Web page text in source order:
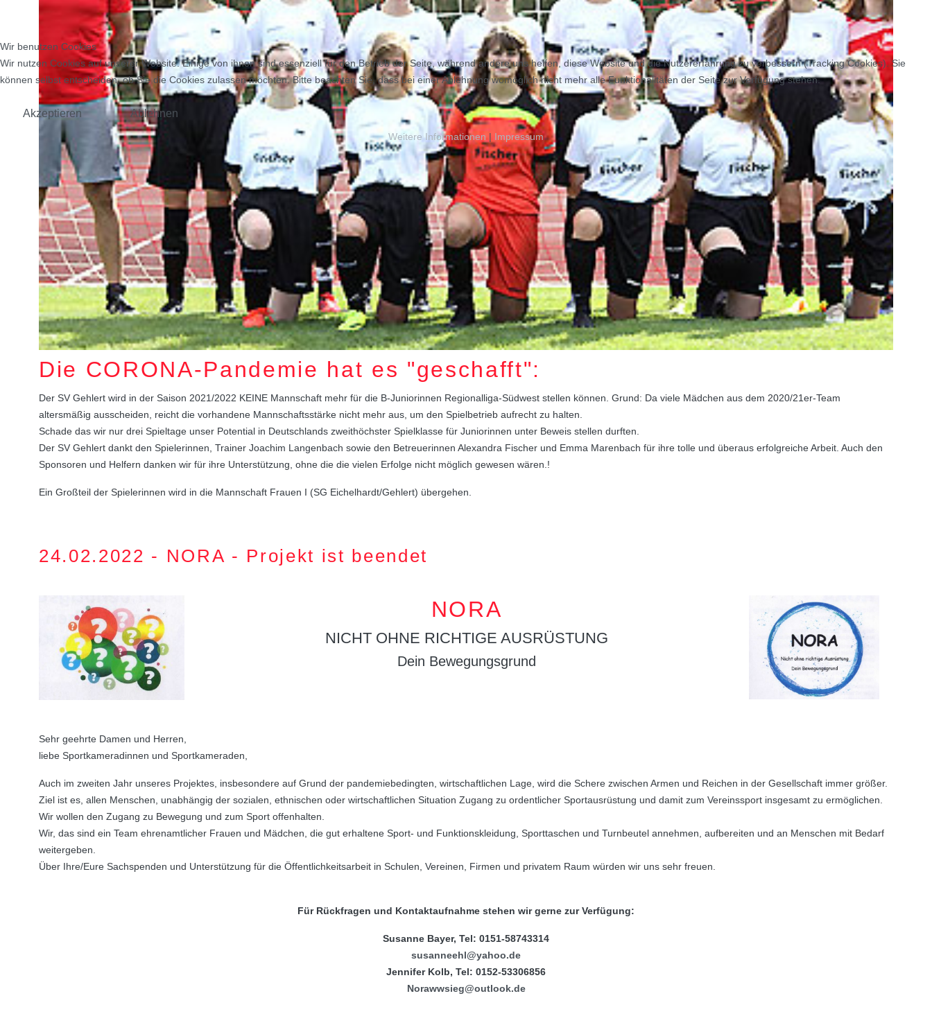
Die CORONA-Pandemie hat es "geschafft":
Der SV Gehlert wird in der Saison 2021/2022 KEINE Mannschaft mehr für die B-Juniorinnen Regionalliga-Südwest stellen können. Grund: Da viele Mädchen aus dem 2020/21er-Team
altersmäßig ausscheiden, reicht die vorhandene Mannschaftsstärke nicht mehr aus, um den Spielbetrieb aufrecht zu halten.
Schade das wir nur drei Spieltage unser Potential in Deutschlands zweithöchster Spielklasse für Juniorinnen unter Beweis stellen durften.
Der SV Gehlert dankt den Spielerinnen, Trainer Joachim Langenbach sowie den Betreuerinnen Alexandra Fischer und Emma Marenbach für ihre tolle und überaus erfolgreiche Arbeit. Auch den
Sponsoren und Helfern danken wir für ihre Unterstützung, ohne die die vielen Erfolge nicht möglich gewesen wären.!
Ein Großteil der Spielerinnen wird in die Mannschaft Frauen I (SG Eichelhardt/Gehlert) übergehen.
24.02.2022 - NORA - Projekt ist beendet
NORA
NICHT OHNE RICHTIGE AUSRÜSTUNG
Dein Bewegungsgrund
Sehr geehrte Damen und Herren,
liebe Sportkameradinnen und Sportkameraden,
Auch im zweiten Jahr unseres Projektes, insbesondere auf Grund der pandemiebedingten, wirtschaftlichen Lage, wird die Schere zwischen Armen und Reichen in der Gesellschaft immer größer.
Ziel ist es, allen Menschen, unabhängig der sozialen, ethnischen oder wirtschaftlichen Situation Zugang zu ordentlicher Sportausrüstung und damit zum Vereinssport insgesamt zu ermöglichen.
Wir wollen den Zugang zu Bewegung und zum Sport offenhalten.
Wir, das sind ein Team ehrenamtlicher Frauen und Mädchen, die gut erhaltene Sport- und Funktionskleidung, Sporttaschen und Turnbeutel annehmen, aufbereiten und an Menschen mit Bedarf
weitergeben.
Über Ihre/Eure Sachspenden und Unterstützung für die Öffentlichkeitsarbeit in Schulen, Vereinen, Firmen und privatem Raum würden wir uns sehr freuen.
Für Rückfragen und Kontaktaufnahme stehen wir gerne zur Verfügung:
Susanne Bayer, Tel: 0151-58743314
susanneehl@yahoo.de
Jennifer Kolb, Tel: 0152-53306856
Norawwsieg@outlook.de
Wir benutzen Cookies
Wir nutzen Cookies auf unserer Website. Einige von ihnen sind essenziell für den Betrieb der Seite, während andere uns helfen, diese Website und die Nutzererfahrung zu verbessern (Tracking Cookies). Sie
können selbst entscheiden, ob Sie die Cookies zulassen möchten. Bitte beachten Sie, dass bei einer Ablehnung womöglich nicht mehr alle Funktionalitäten der Seite zur Verfügung stehen.
Akzeptieren Ablehnen
Weitere Informationen | Impressum